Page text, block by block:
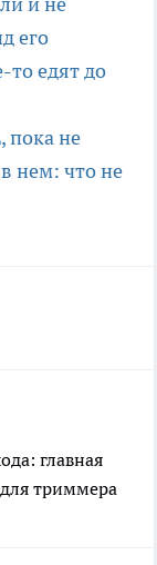
его
то едят до
пока не
нем: что не
главная
триммера